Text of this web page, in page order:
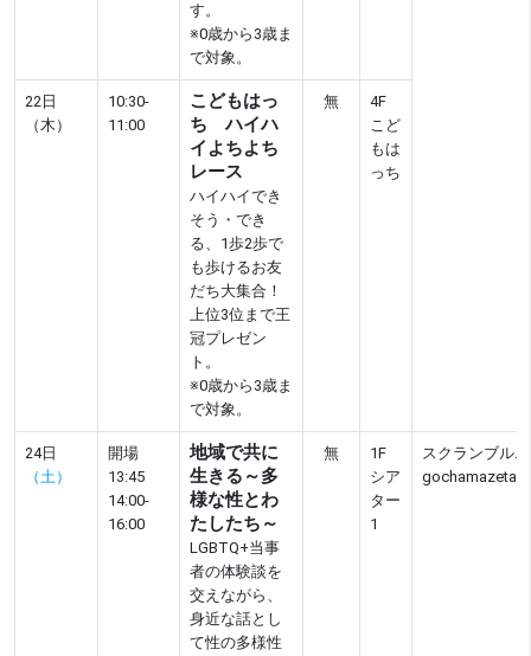
す。
※0歳から3歳ま
で対象。
22日
（木）
10:30-
11:00
こどもはっ
ち ハイハ
イよちよち
レース
ハイハイでき
そう・でき
る、1歩2歩で
も歩けるお友
だち大集合！
上位3位まで王
冠プレゼン
ト。
※0歳から3歳ま
で対象。
無
4F
こど
もは
っち
24日
（土）
開場
13:45
14:00-
16:00
地域で共に
生きる～多
様な性とわ
たしたち～
LGBTQ+当事
者の体験談を
交えながら、
身近な話とし
て性の多様性
無
1F
シア
ター
1
スクランブル